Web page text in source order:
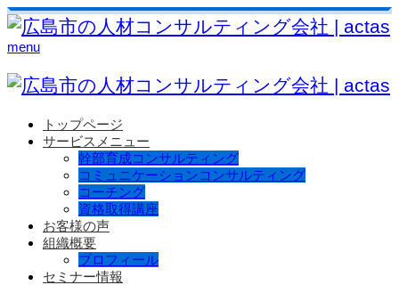
menu
トップページ
サービスメニュー
幹部育成コンサルティング
コミュニケーションコンサルティング
コーチング
資格取得講座
お客様の声
組織概要
プロフィール
セミナー情報